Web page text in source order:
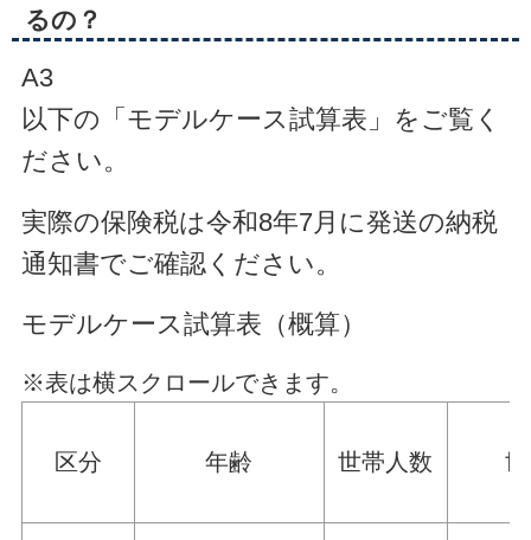
るの？
A3
以下の「モデルケース試算表」をご覧く
ださい。
実際の保険税は令和8年7月に発送の納税
通知書でご確認ください。
モデルケース試算表（概算）
※表は横スクロールできます。
区分 年齢 世帯 人数